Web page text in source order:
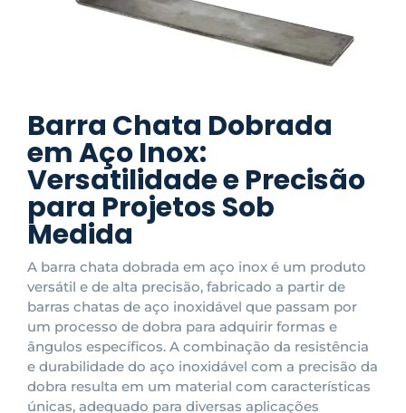
Barra Chata Dobrada
em Aço Inox:
Versatilidade e Precisão
para Projetos Sob
Medida
A barra chata dobrada em aço inox é um produto
versátil e de alta precisão, fabricado a partir de
barras chatas de aço inoxidável que passam por
um processo de dobra para adquirir formas e
ângulos específicos. A combinação da resistência
e durabilidade do aço inoxidável com a precisão da
dobra resulta em um material com características
únicas, adequado para diversas aplicações